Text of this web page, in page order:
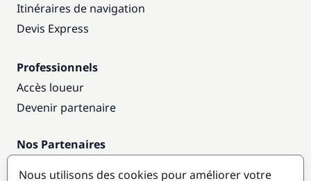
Itinéraires de navigation
Devis Express
Professionnels
Accès loueur
Devenir partenaire
Nos Partenaires
Nous utilisons des cookies pour améliorer votre